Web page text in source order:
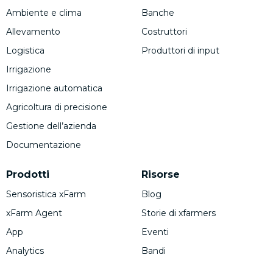
Ambiente e clima
Allevamento
Logistica
Irrigazione
Irrigazione automatica
Agricoltura di precisione
Gestione dell’azienda
Documentazione
Prodotti
Sensoristica xFarm
xFarm Agent
App
Analytics
Banche
Costruttori
Produttori di input
Risorse
Blog
Storie di xfarmers
Eventi
Bandi